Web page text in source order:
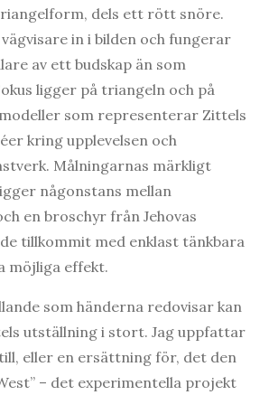
dels ett rött snöre.
in i bilden och fungerar
av ett budskap än som
ligger på triangeln och på
som representerar Zittels
kring upplevelsen och
Målningarnas märkligt
någonstans mellan
en broschyr från Jehovas
tillkommit med enklast tänkbara
möjliga effekt.
som händerna redovisar kan
utställning i stort. Jag uppfattar
eller en ersättning för, det den
– det experimentella projekt